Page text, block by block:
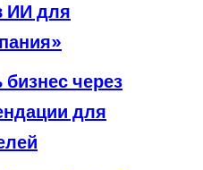
ИИ для
бизнес через
для